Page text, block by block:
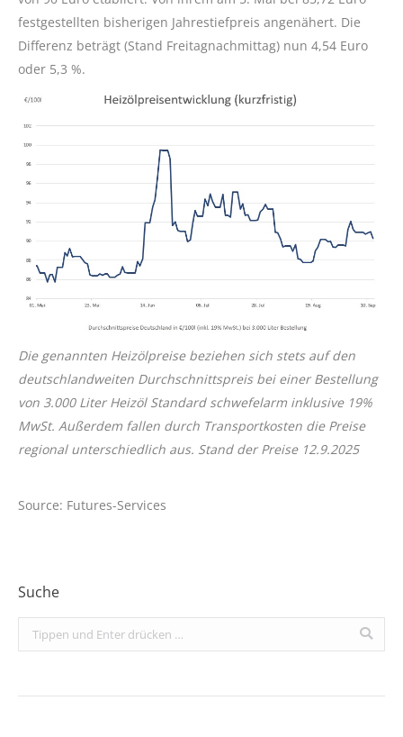
festgestellten bisherigen Jahrestiefpreis angenähert. Die
Differenz beträgt (Stand Freitagnachmittag) nun 4,54 Euro
oder 5,3 %.
Die genannten Heizölpreise beziehen sich stets auf den
deutschlandweiten Durchschnittspreis bei einer Bestellung
von 3.000 Liter Heizöl Standard schwefelarm inklusive 19%
MwSt. Außerdem fallen durch Transportkosten die Preise
regional unterschiedlich aus. Stand der Preise 12.9.2025
Source: Futures-Services
Suche
Search: